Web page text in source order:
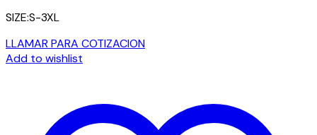
SIZE:S-3XL
LLAMAR PARA COTIZACION
Add to wishlist